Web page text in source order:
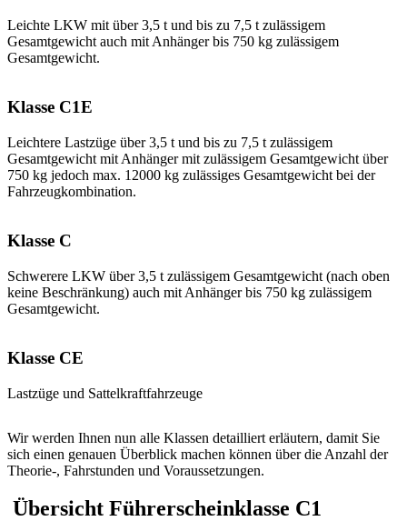
Leichte LKW mit über 3,5 t und bis zu 7,5 t zulässigem
Gesamtgewicht auch mit Anhänger bis 750 kg zulässigem
Gesamtgewicht.
Klasse C1E
Leichtere Lastzüge über 3,5 t und bis zu 7,5 t zulässigem
Gesamtgewicht mit Anhänger mit zulässigem Gesamtgewicht über
750 kg jedoch max. 12000 kg zulässiges Gesamtgewicht bei der
Fahrzeugkombination.
Klasse C
Schwerere LKW über 3,5 t zulässigem Gesamtgewicht (nach oben
keine Beschränkung) auch mit Anhänger bis 750 kg zulässigem
Gesamtgewicht.
Klasse CE
Lastzüge und Sattelkraftfahrzeuge
Wir werden Ihnen nun alle Klassen detailliert erläutern, damit Sie
sich einen genauen Überblick machen können über die Anzahl der
Theorie-, Fahrstunden und Voraussetzungen.
Übersicht Führerscheinklasse C1